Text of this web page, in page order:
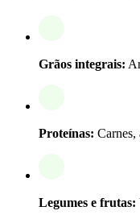
Grãos integrais:
Proteínas: Carnes,
Legumes e frutas: